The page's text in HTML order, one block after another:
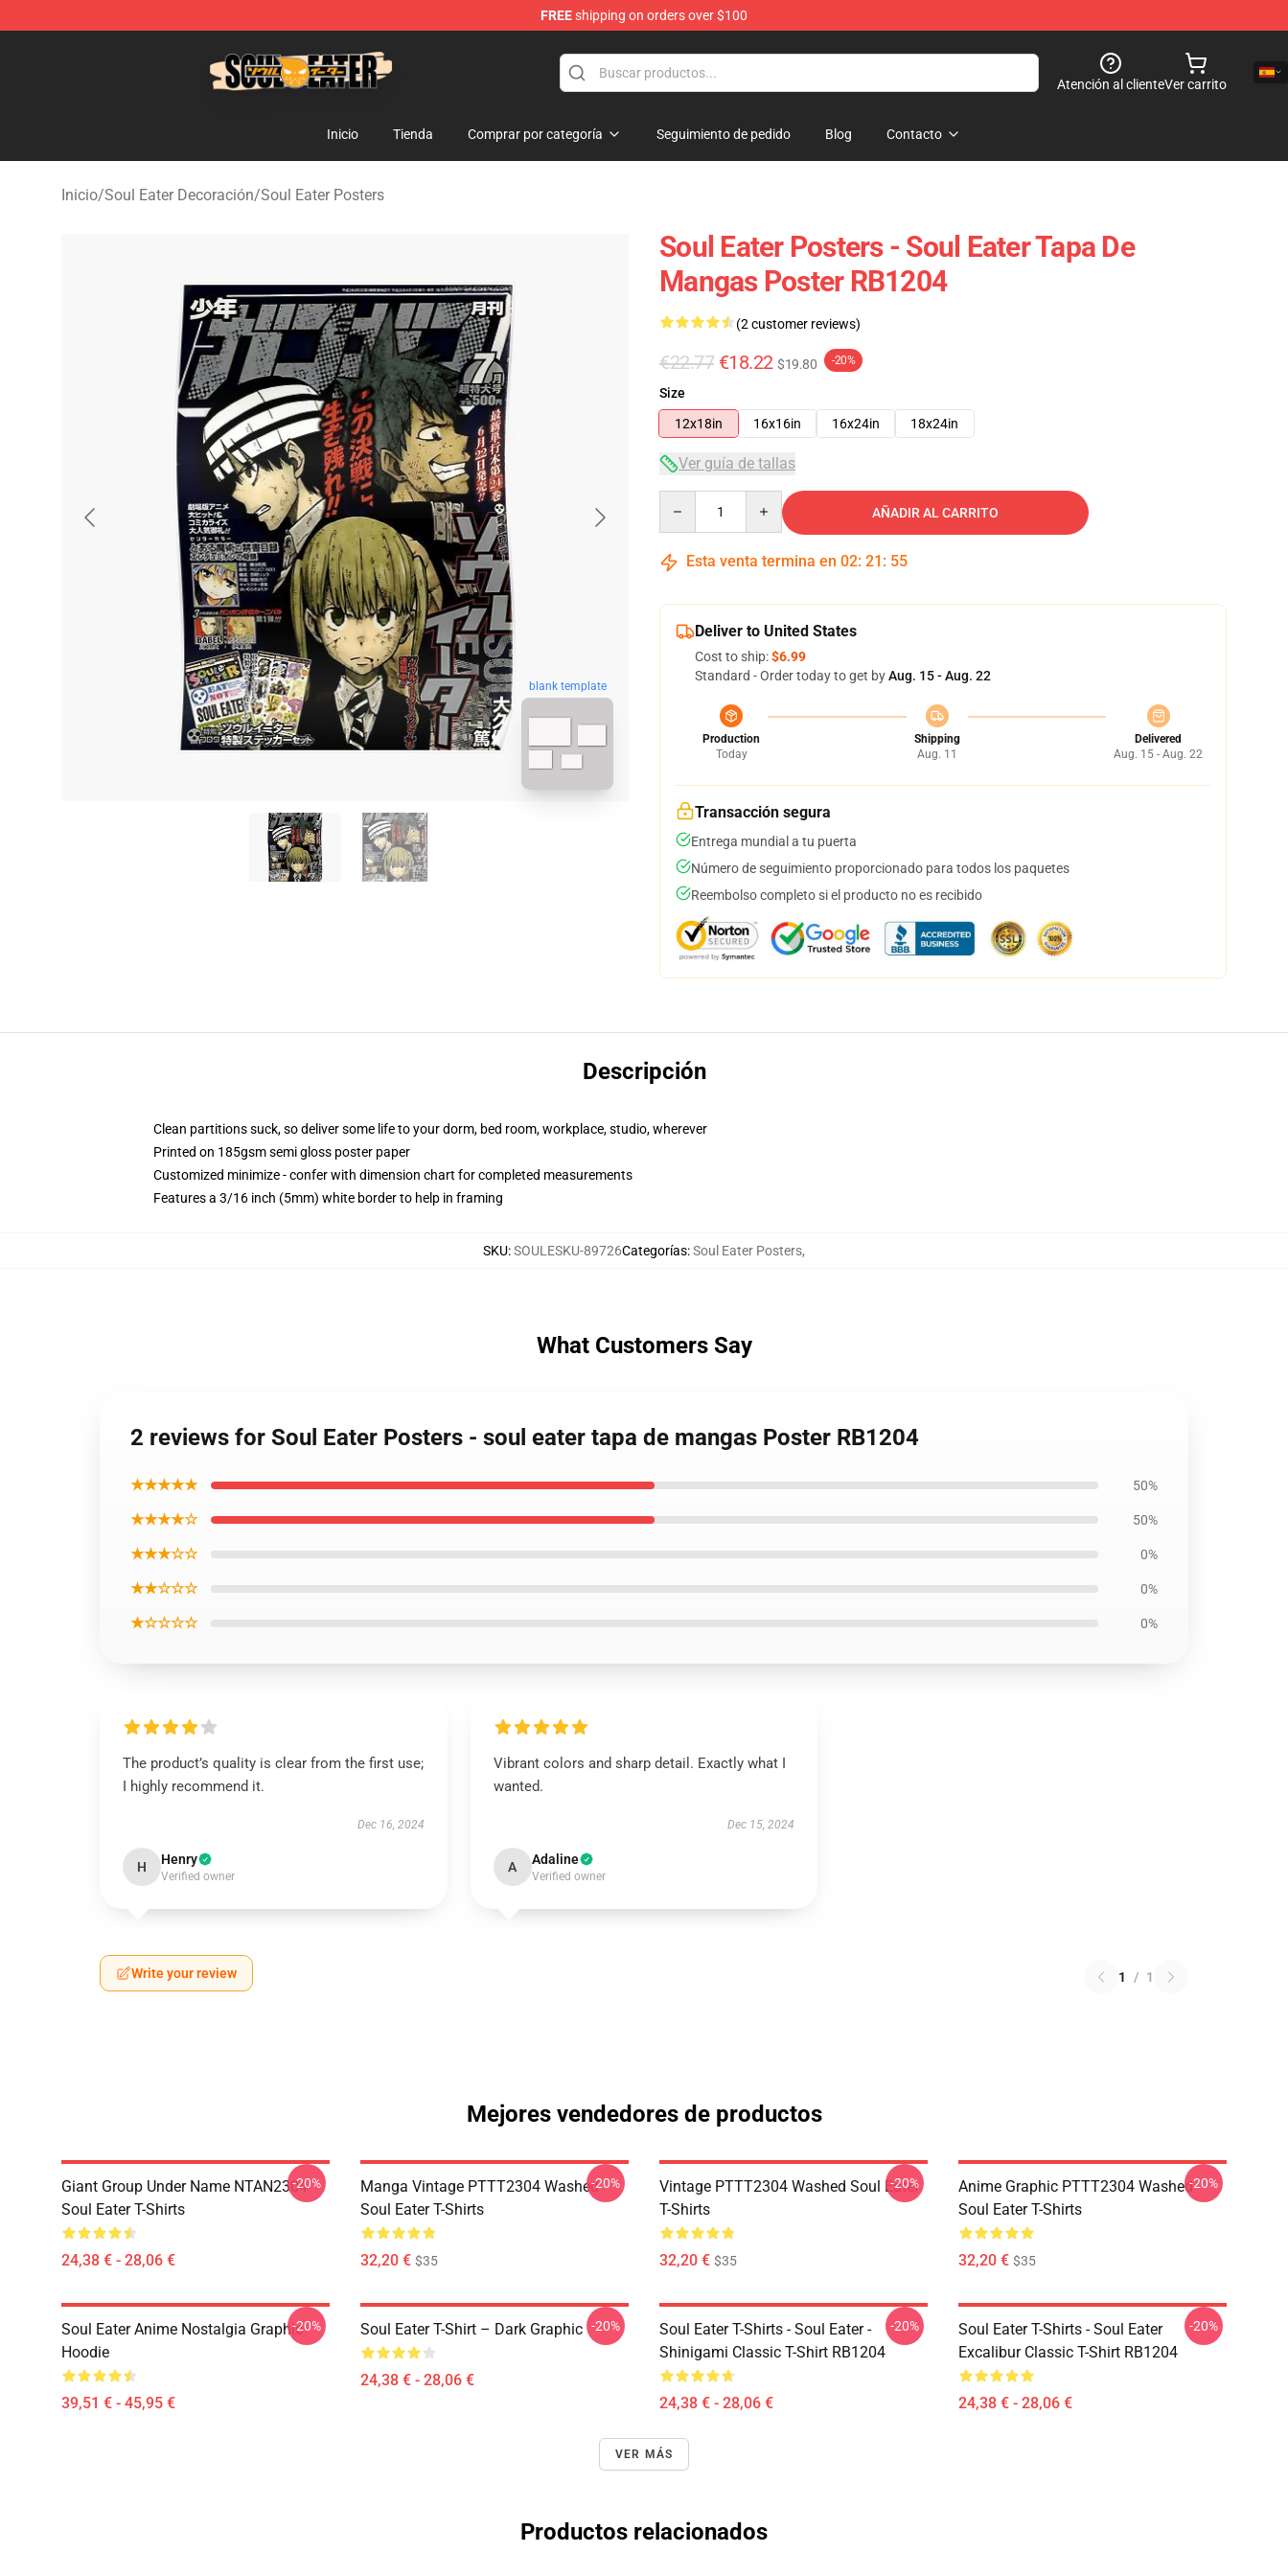
FREEshipping on orders over $100
Atención al clienteVer carrito
Inicio Tienda Comprar por categoría Seguimiento de pedido Blog Contacto
Inicio/Soul Eater Decoración/Soul Eater Posters
blank template
Soul Eater Posters - Soul Eater Tapa De
Mangas Poster RB1204
(2 customer reviews)
€22.77 €18.22 $19.80 -20%
Size
12x18in
16x16in 16x24in 18x24in
Ver guía de tallas
AÑADIR AL CARRITO
Esta venta termina en 02: 21 : 54
Deliver to United States
Cost to ship:$6.99
Standard - Order today to get byAug. 15 - Aug. 22
Production
Today
Shipping
Aug. 11
Delivered
Aug. 15 - Aug. 22
Transacción segura
Entrega mundial a tu puerta
Número de seguimiento proporcionado para todos los paquetes
Reembolso completo si el producto no es recibido
Descripción
Clean partitions suck, so deliver some life to your dorm, bed room, workplace, studio, wherever
Printed on 185gsm semi gloss poster paper
Customized minimize - confer with dimension chart for completed measurements
Features a 3/16 inch (5mm) white border to help in framing
SKU:SOULESKU-89726Categorías:Soul Eater Posters,
What Customers Say
2 reviews for Soul Eater Posters - soul eater tapa de mangas Poster RB1204
★★★★★ 50%
★★★★☆ 50%
★★★☆☆ 0%
★★☆☆☆ 0%
★☆☆☆☆ 0%
The product’s quality is clear from the first use;
I highly recommend it.
Dec 16, 2024
H Henry
Verified owner
Vibrant colors and sharp detail. Exactly what I
wanted.
Dec 15, 2024
A Adaline
Verified owner
Write your review 1 / 1
Mejores vendedores de productos
Giant Group Under Name NTAN2304
Soul Eater T-Shirts
24,38 € - 28,06 €
-20%
Manga Vintage PTTT2304 Washed
Soul Eater T-Shirts
32,20 € $35
-20%
Vintage PTTT2304 Washed Soul Eater
T-Shirts
32,20 € $35
-20%
Anime Graphic PTTT2304 Washed
Soul Eater T-Shirts
32,20 € $35
-20%
Soul Eater Anime Nostalgia Graphic
Hoodie
39,51 € - 45,95 €
-20% Soul Eater T-Shirt – Dark Graphic
24,38 € - 28,06 €
-20%
Soul Eater T-Shirts - Soul Eater -
Shinigami Classic T-Shirt RB1204
24,38 € - 28,06 €
-20%
Soul Eater T-Shirts - Soul Eater
Excalibur Classic T-Shirt RB1204
24,38 € - 28,06 €
-20%
VER MÁS
Productos relacionados